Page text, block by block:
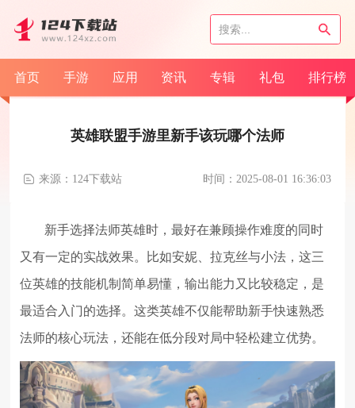
首页 手游 应用 资讯 专辑 礼包 排行榜
英雄联盟手游里新手该玩哪个法师
来源：124下载站 时间：2025-08-01 16:36:03
新手选择法师英雄时，最好在兼顾操作难度的同时
又有一定的实战效果。比如安妮、拉克丝与小法，这三
位英雄的技能机制简单易懂，输出能力又比较稳定，是
最适合入门的选择。这类英雄不仅能帮助新手快速熟悉
法师的核心玩法，还能在低分段对局中轻松建立优势。